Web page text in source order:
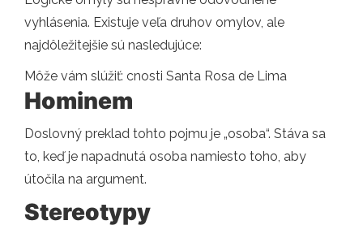
vyhlásenia. Existuje veľa druhov omylov, ale
najdôležitejšie sú nasledujúce:
Môže vám slúžiť: cnosti Santa Rosa de Lima
Hominem
Doslovný preklad tohto pojmu je „osoba“. Stáva sa
to, keď je napadnutá osoba namiesto toho, aby
útočila na argument.
Stereotypy